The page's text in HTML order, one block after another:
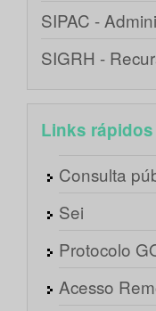
SIPAC -
SIGRH -
Links rápidos
Consulta
Sei
Protocolo
Acesso